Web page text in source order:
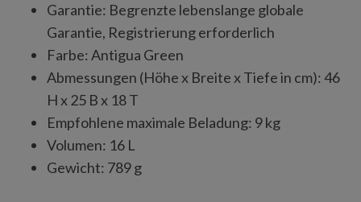
Garantie: Begrenzte lebenslange globale
Garantie, Registrierung erforderlich
Farbe: Antigua Green
Abmessungen (Höhe x Breite x Tiefe in cm): 46
H x 25 B x 18 T
Empfohlene maximale Beladung: 9 kg
Volumen: 16 L
Gewicht: 789 g